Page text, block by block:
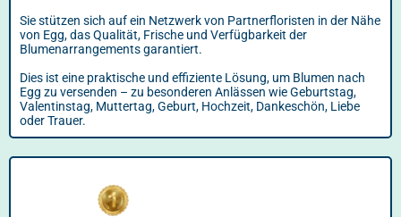
Sie stützen sich auf ein Netzwerk von Partnerfloristen in der Nähe
von Egg, das Qualität, Frische und Verfügbarkeit der
Blumenarrangements garantiert.
Dies ist eine praktische und effiziente Lösung, um Blumen nach
Egg zu versenden – zu besonderen Anlässen wie Geburtstag,
Valentinstag, Muttertag, Geburt, Hochzeit, Dankeschön, Liebe
oder Trauer.